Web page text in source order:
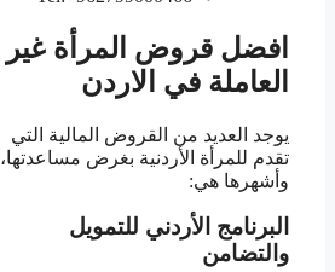
افضل قروض المرأة غير
العاملة في الاردن
يوجد العديد من القروض المالية التي
تقدم للمرأة الأردنية بغرض مساعدتها،
وأشهرها هي:
البرنامج الأردني للتمويل
والتضامن